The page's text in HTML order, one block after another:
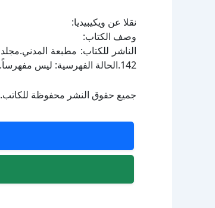
نقلا عن ويكيبيديا:
وصف الكتاب:
142.الحالة الفهرسية: ليس مفهرساً.
جميع حقوق النشر محفوظة للكاتب.